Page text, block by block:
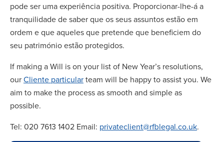
pode ser uma experiência positiva. Proporcionar-lhe-á a
tranquilidade de saber que os seus assuntos estão em
ordem e que aqueles que pretende que beneficiem do
seu património estão protegidos.
If making a Will is on your list of New Year’s resolutions,
ourCliente particularteam will be happy to assist you. We
aim to make the process as smooth and simple as
possible.
Tel: 020 7613 1402 Email: privateclient@rfblegal.co.uk.